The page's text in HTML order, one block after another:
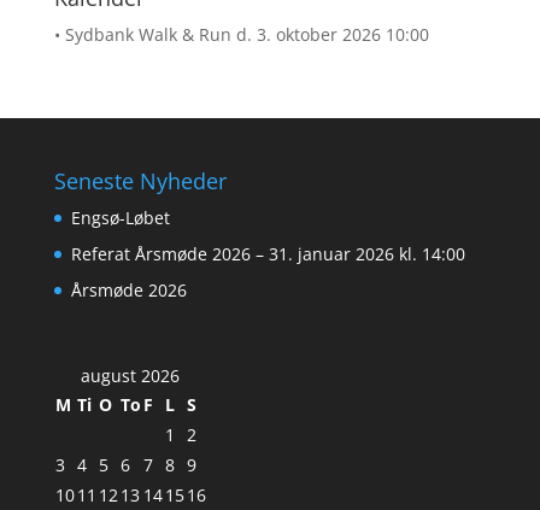
• Sydbank Walk & Run d. 3. oktober 2026 10:00
Seneste Nyheder
Engsø-Løbet
Referat Årsmøde 2026 – 31. januar 2026 kl. 14:00
Årsmøde 2026
august 2026
M Ti O To F L S
1
2
3 4 5 6 7 8 9
1011 1213 141516